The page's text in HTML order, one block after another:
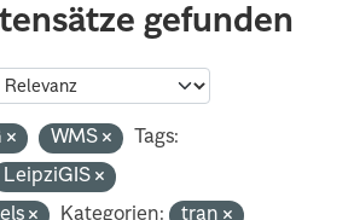
gefunden
WMS
Tags:
LeipziGIS
Kategorien:
tran